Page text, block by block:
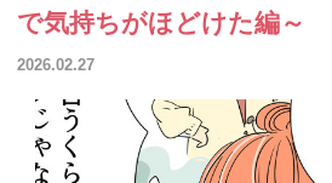
で気持ちがほどけた編～
2026.02.27